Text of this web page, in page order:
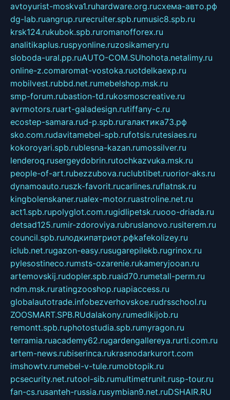
avtoyurist-moskva1.ruhardware.org.ruсхема-авто.рф
dg-lab.ruangrup.rurecruiter.spb.rumusic8.spb.ru
krsk124.rukubok.spb.ruromanofforex.ru
analitikaplus.ruspyonline.ruzosikamery.ru
sloboda-ural.pp.ruAUTO-COM.SUhohota.netalimy.ru
online-z.comaromat-vostoka.ruotdelkaexp.ru
mobilvest.rubbd.net.rumebelshop.msk.ru
smp-forum.rubastion-td.rukosmoscreative.ru
avrmotors.ruart-galadesign.rutiffany-c.ru
ecostep-samara.rud-p.spb.ruгалактика73.рф
sko.com.rudavitamebel-spb.rufotsis.rutesiaes.ru
kokoroyari.spb.rublesna-kazan.rumossilver.ru
lenderoq.rusergeydobrin.rutochkazvuka.msk.ru
people-of-art.rubezzubova.ruclubtibet.ruorior-aks.ru
dynamoauto.ruszk-favorit.rucarlines.ruflatnsk.ru
kingbolenskaner.rualex-motor.ruastroline.net.ru
act1.spb.rupolyglot.com.rugidlipetsk.ruooo-driada.ru
detsad125.rumir-zdoroviya.rubruslanovo.rusiterem.ru
council.spb.ruлодкипатриот.рфkafekolizey.ru
iclub.net.rugazon-easy.rusugarepilekb.rugrinox.ru
pylesostineco.rumsts-ozarenie.rukameryjooan.ru
artemovskij.rudopler.spb.ruaid70.rumetall-perm.ru
ndm.msk.ruratingzooshop.ruapiaccess.ru
globalautotrade.infobezverhovskoe.rudrsschool.ru
ZOOSMART.SPB.RUdalakony.rumedikijob.ru
remontt.spb.ruphotostudia.spb.rumyragon.ru
terramia.ruacademy62.rugardengallereya.rurti.com.ru
artem-news.rubiserinca.rukrasnodarkurort.com
imshowtv.rumebel-v-tule.rumobtopik.ru
pcsecurity.net.rutool-sib.rumultimetrunit.rusp-tour.ru
fan-cs.rusanteh-russia.rusymbian9.net.ruDSHAIR.RU